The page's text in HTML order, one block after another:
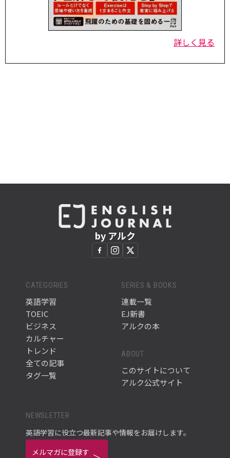
詳しく見る
by アルク
CATEGORIES
英語学習
TOEIC
ビジネス
カルチャー
トレンド
全ての記事
タグ一覧
SERIES & BOOKS
連載一覧
EJ新書
アルクの本
ABOUT
このサイトについて
アルク公式サイト
NEWSLETTER
英語学習に役立つ最新記事や情報をお届けします。
メルマガに登録す